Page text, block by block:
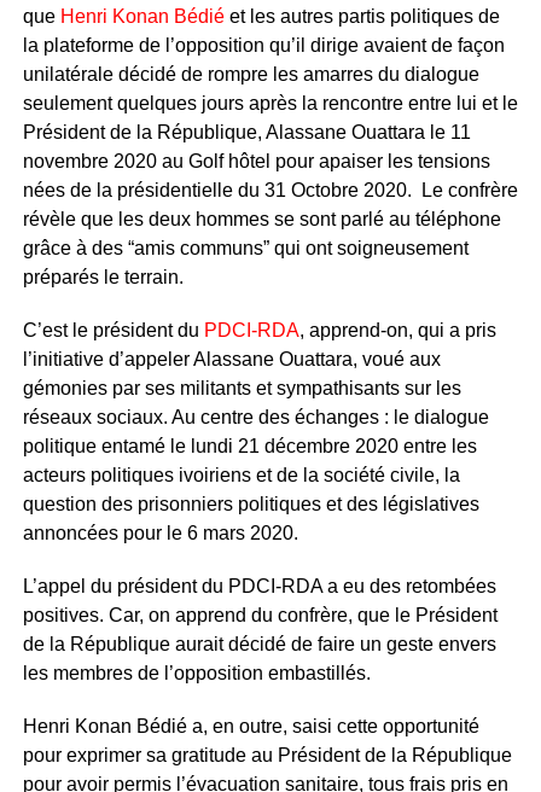
que Henri Konan Bédiéet les autres partis politiques de
la plateforme de l’opposition qu’il dirige avaient de façon
unilatérale décidé de rompre les amarres du dialogue
seulement quelques jours après la rencontre entre lui et le
Président de la République, Alassane Ouattara le 11
novembre 2020 au Golf hôtel pour apaiser les tensions
nées de la présidentielle du 31 Octobre 2020. Le confrère
révèle que les deux hommes se sont parlé au téléphone
grâce à des “amis communs” qui ont soigneusement
préparés le terrain.
C’est le président du PDCI-RDA, apprend-on, qui a pris
l’initiative d’appeler Alassane Ouattara, voué aux
gémonies par ses militants et sympathisants sur les
réseaux sociaux. Au centre des échanges : le dialogue
politique entamé le lundi 21 décembre 2020 entre les
acteurs politiques ivoiriens et de la société civile, la
question des prisonniers politiques et des législatives
annoncées pour le 6 mars 2020.
L’appel du président du PDCI-RDA a eu des retombées
positives. Car, on apprend du confrère, que le Président
de la République aurait décidé de faire un geste envers
les membres de l’opposition embastillés.
Henri Konan Bédié a, en outre, saisi cette opportunité
pour exprimer sa gratitude au Président de la République
pour avoir permis l’évacuation sanitaire, tous frais pris en